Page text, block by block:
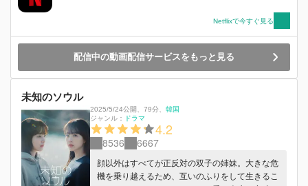
Netflixで今すぐ見る
配信中の動画配信サービスをもっと見る
未知のソウル
2025/5/24公開 79分
韓国
ジャンル：
ドラマ
4.2
8536 6667
顔以外はすべてが正反対の双子の姉妹。大きな危
機を乗り越えるため、互いのふりをして生きるこ